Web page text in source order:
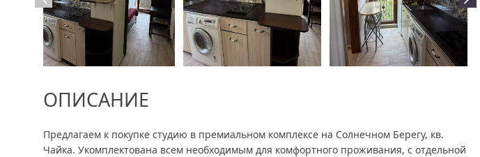
ОПИСАНИЕ
Предлагаем к покупке студию в премиальном комплексе на Солнечном Берегу, кв.
Чайка. Укомплектована всем необходимым для комфортного проживания, с отдельной